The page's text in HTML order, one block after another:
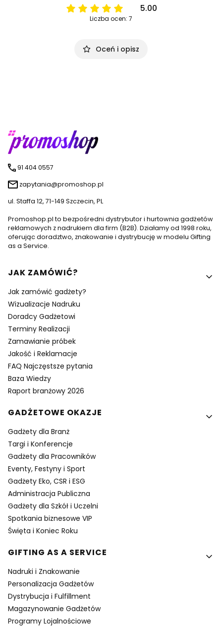
5.00
Liczba ocen: 7
Oceń i opisz
91 404 0557
zapytania@promoshop.pl
ul. Staffa 12, 71-149 Szczecin, PL
Promoshop.pl to bezpośredni dystrybutor i hurtownia gadżetów
reklamowych z nadrukiem dla firm (B2B). Działamy od 1998 roku,
oferując doradztwo, znakowanie i dystrybucję w modelu Gifting
as a Service.
Linki w stopce
JAK ZAMÓWIĆ?
Jak zamówić gadżety?
Wizualizacje Nadruku
Doradcy Gadżetowi
Terminy Realizacji
Zamawianie próbek
Jakość i Reklamacje
FAQ Najczęstsze pytania
Baza Wiedzy
Raport branżowy 2026
GADŻETOWE OKAZJE
Gadżety dla Branż
Targi i Konferencje
Gadżety dla Pracowników
Eventy, Festyny i Sport
Gadżety Eko, CSR i ESG
Administracja Publiczna
Gadżety dla Szkół i Uczelni
Spotkania biznesowe VIP
Święta i Koniec Roku
GIFTING AS A SERVICE
Nadruki i Znakowanie
Personalizacja Gadżetów
Dystrybucja i Fulfillment
Magazynowanie Gadżetów
Programy Lojalnościowe